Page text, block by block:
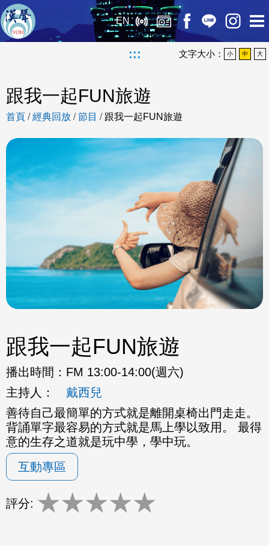
EN
::: 文字大小： 小 中 大
跟我一起FUN旅遊
首頁 /經典回放 /節目 / 跟我一起FUN旅遊
跟我一起FUN旅遊
播出時間： FM 13:00-14:00(週六)
主持人：
戴西兒
善待自己最簡單的方式就是離開桌椅出門走走。
背誦單字最容易的方式就是馬上學以致用。 最得
意的生存之道就是玩中學，學中玩。
互動專區
評分: ★★★★★